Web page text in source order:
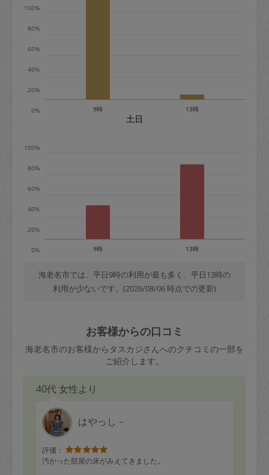
※キャンセル料金の設定について：
相当で料金設定されています。
0%
20%
40%
60%
80%
100%
9時 13時
土日
0%
20%
40%
60%
80%
100%
9時 13時
海老名市では、平日9時の利用が最も多く、平日13時の
利用が少ないです。(2026/08/06 時点での更新)
お客様からの口コミ
海老名市のお客様からタスカジさんへのクチコミの一部を
ご紹介します。
40代 女性より
はやっし－
評価：
汚かった部屋の床がみえてきました。